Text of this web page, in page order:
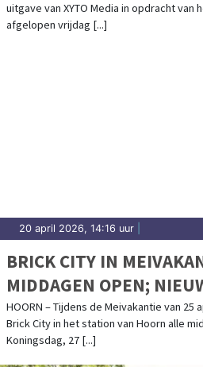
uitgave van XYTO Media in opdracht van
afgelopen vrijdag [...]
20 april 2026, 14:16 uur
BRICK CITY IN
MIDDAGEN OPEN;
GEBOUWEN VAN LEGO
HOORN – Tijdens de Meivakantie van 25
Brick City in het station van Hoorn alle
Koningsdag, 27 [...]